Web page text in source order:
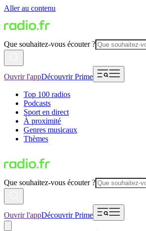
Aller au contenu
Que souhaitez-vous écouter ?
Ouvrir l'appDécouvrir Prime
Top 100 radios
Podcasts
Sport en direct
À proximité
Genres musicaux
Thèmes
Que souhaitez-vous écouter ?
Ouvrir l'appDécouvrir Prime